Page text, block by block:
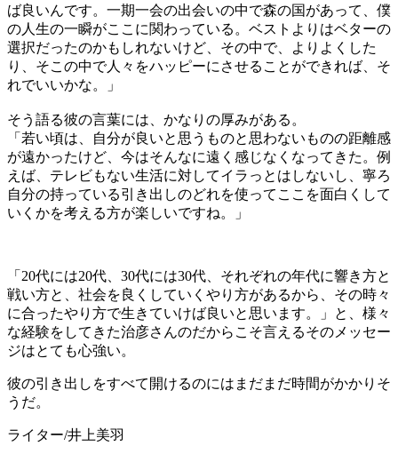
ば良いんです。一期一会の出会いの中で森の国があって、僕
の人生の一瞬がここに関わっている。ベストよりはベターの
選択だったのかもしれないけど、その中で、よりよくした
り、そこの中で人々をハッピーにさせることができれば、そ
れでいいかな。」
そう語る彼の言葉には、かなりの厚みがある。
「若い頃は、自分が良いと思うものと思わないものの距離感
が遠かったけど、今はそんなに遠く感じなくなってきた。例
えば、テレビもない生活に対してイラっとはしないし、寧ろ
自分の持っている引き出しのどれを使ってここを面白くして
いくかを考える方が楽しいですね。」
「20代には20代、30代には30代、それぞれの年代に響き方と
戦い方と、社会を良くしていくやり方があるから、その時々
に合ったやり方で生きていけば良いと思います。」と、様々
な経験をしてきた治彦さんのだからこそ言えるそのメッセー
ジはとても心強い。
彼の引き出しをすべて開けるのにはまだまだ時間がかかりそ
うだ。
ライター/井上美羽